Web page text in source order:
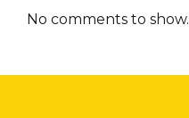
No comments to show.